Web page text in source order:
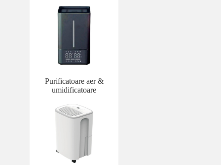
Purificatoare aer &
umidificatoare